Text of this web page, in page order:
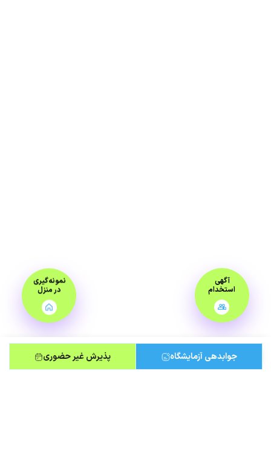
جوابدهی آزمایشگاه پذیرش غیر حضوری
نمونه‌گیری
در منزل
آگهی
استخدام